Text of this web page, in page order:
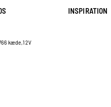
INSPIRATION
kæde,12V